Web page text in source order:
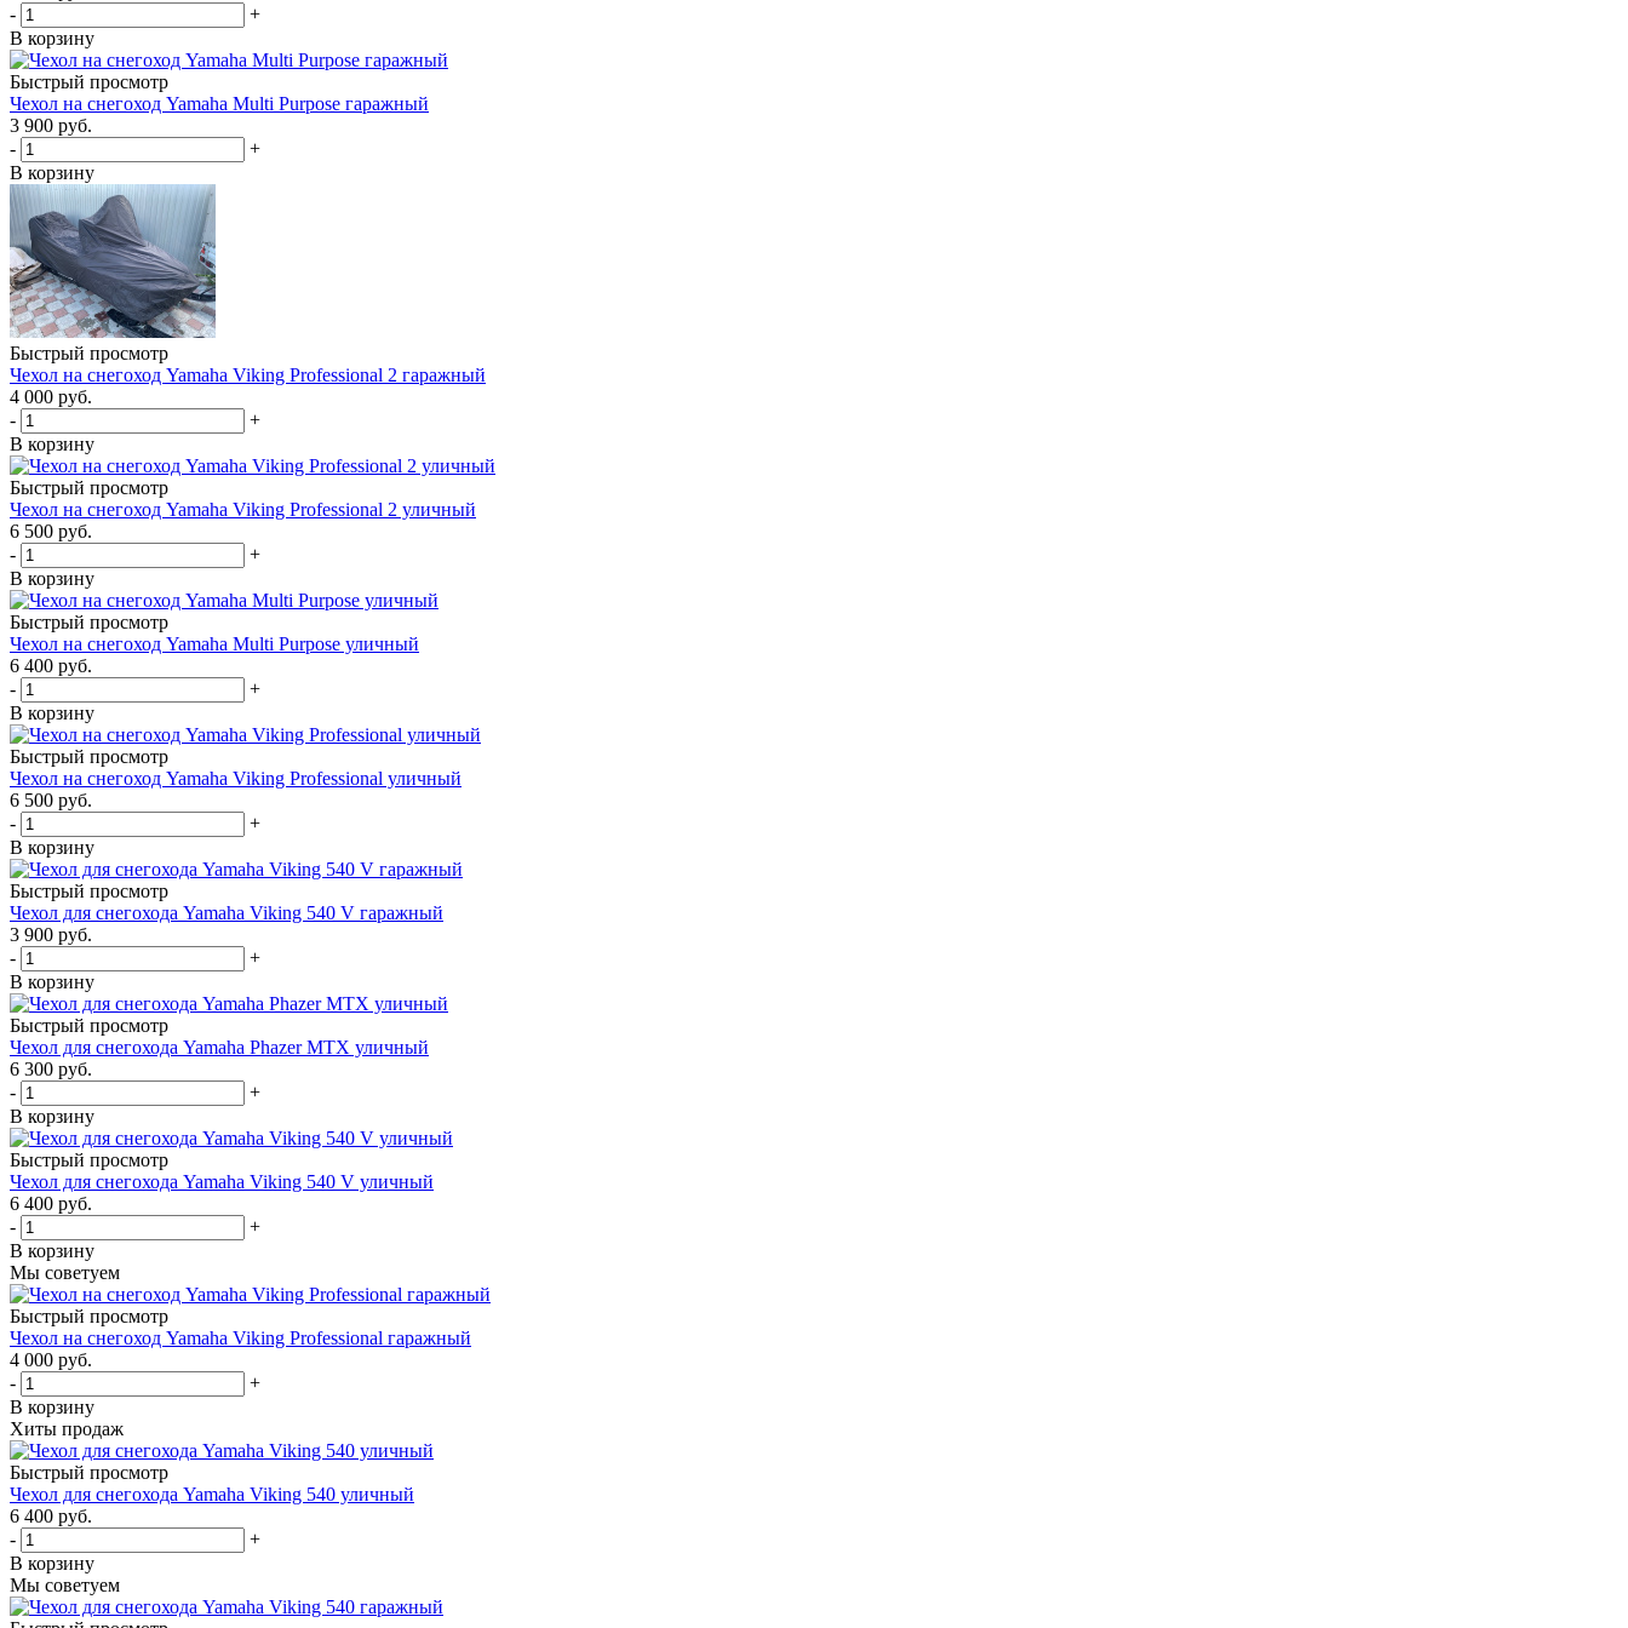
-
+
В корзину
Быстрый просмотр
Чехол на снегоход Yamaha Multi Purpose гаражный
3 900 руб.
-
+
В корзину
Быстрый просмотр
Чехол на снегоход Yamaha Viking Professional 2 гаражный
4 000 руб.
-
+
В корзину
Быстрый просмотр
Чехол на снегоход Yamaha Viking Professional 2 уличный
6 500 руб.
-
+
В корзину
Быстрый просмотр
Чехол на снегоход Yamaha Multi Purpose уличный
6 400 руб.
-
+
В корзину
Быстрый просмотр
Чехол на снегоход Yamaha Viking Professional уличный
6 500 руб.
-
+
В корзину
Быстрый просмотр
Чехол для снегохода Yamaha Viking 540 V гаражный
3 900 руб.
-
+
В корзину
Быстрый просмотр
Чехол для снегохода Yamaha Phazer MTX уличный
6 300 руб.
-
+
В корзину
Быстрый просмотр
Чехол для снегохода Yamaha Viking 540 V уличный
6 400 руб.
-
+
В корзину
Мы советуем
Быстрый просмотр
Чехол на снегоход Yamaha Viking Professional гаражный
4 000 руб.
-
+
В корзину
Хиты продаж
Быстрый просмотр
Чехол для снегохода Yamaha Viking 540 уличный
6 400 руб.
-
+
В корзину
Мы советуем